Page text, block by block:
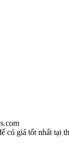
có giá tốt nhất tại